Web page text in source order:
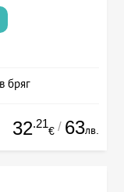
бряг
32.21
€ / 63лв.